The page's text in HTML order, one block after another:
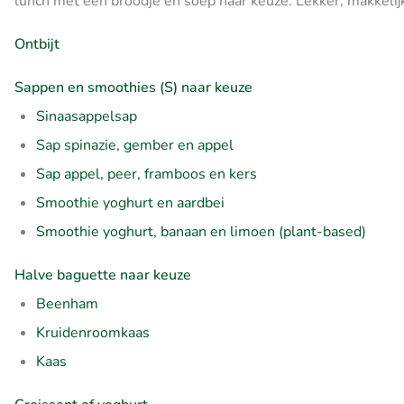
Ontbijt
Sappen en smoothies (S) naar keuze
Sinaasappelsap
Sap spinazie, gember en appel
Sap appel, peer, framboos en kers
Smoothie yoghurt en aardbei
Smoothie yoghurt, banaan en limoen (plant-based)
Halve baguette naar keuze
Beenham
Kruidenroomkaas
Kaas